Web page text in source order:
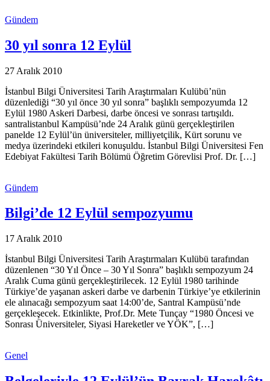
Gündem
30 yıl sonra 12 Eylül
27 Aralık 2010
İstanbul Bilgi Üniversitesi Tarih Araştırmaları Kulübü’nün
düzenlediği “30 yıl önce 30 yıl sonra” başlıklı sempozyumda 12
Eylül 1980 Askeri Darbesi, darbe öncesi ve sonrası tartışıldı.
santralistanbul Kampüsü’nde 24 Aralık günü gerçekleştirilen
panelde 12 Eylül’ün üniversiteler, milliyetçilik, Kürt sorunu ve
medya üzerindeki etkileri konuşuldu. İstanbul Bilgi Üniversitesi Fen
Edebiyat Fakültesi Tarih Bölümü Öğretim Görevlisi Prof. Dr. […]
Gündem
Bilgi’de 12 Eylül sempozyumu
17 Aralık 2010
İstanbul Bilgi Üniversitesi Tarih Araştırmaları Kulübü tarafından
düzenlenen “30 Yıl Önce – 30 Yıl Sonra” başlıklı sempozyum 24
Aralık Cuma günü gerçekleştirilecek. 12 Eylül 1980 tarihinde
Türkiye’de yaşanan askeri darbe ve darbenin Türkiye’ye etkilerinin
ele alınacağı sempozyum saat 14:00’de, Santral Kampüsü’nde
gerçekleşecek. Etkinlikte, Prof.Dr. Mete Tunçay “1980 Öncesi ve
Sonrası Üniversiteler, Siyasi Hareketler ve YÖK”, […]
Genel